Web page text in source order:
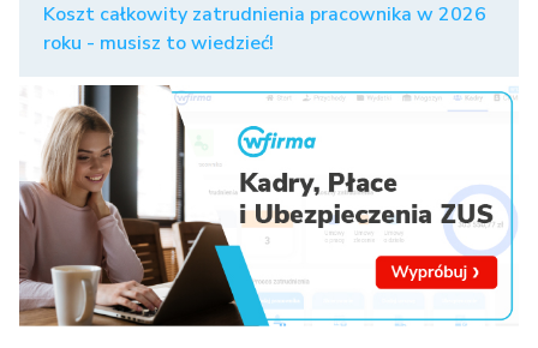
Koszt całkowity zatrudnienia pracownika w 2026
roku - musisz to wiedzieć!